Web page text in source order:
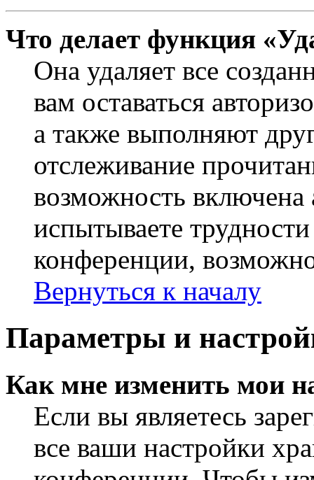
Что делает функция
Она удаляет все
вам оставаться
а также выполняют
отслеживание
возможность
испытываете
конференции,
Вернуться к началу
Параметры и
Как мне изменить мои
Если вы являетесь
все ваши настройки